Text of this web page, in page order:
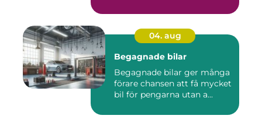
04. aug
Begagnade bilar
Begagnade bilar ger många
förare chansen att få mycket
bil för pengarna utan a...